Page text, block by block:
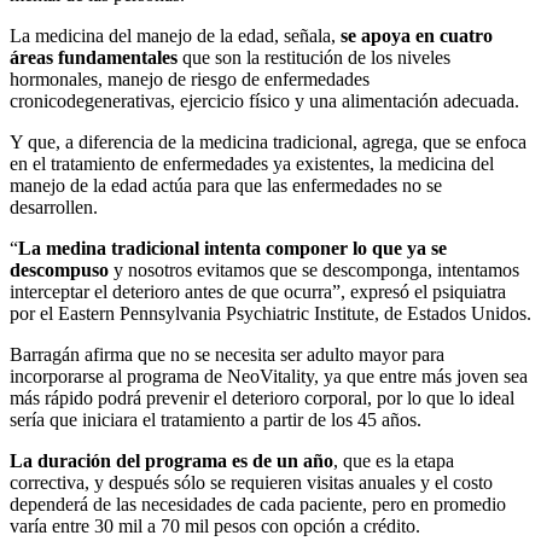
La medicina del manejo de la edad, señala, se apoya en cuatro
áreas fundamentales que son la restitución de los niveles
hormonales, manejo de riesgo de enfermedades
cronicodegenerativas, ejercicio físico y una alimentación adecuada.
Y que, a diferencia de la medicina tradicional, agrega, que se enfoca
en el tratamiento de enfermedades ya existentes, la medicina del
manejo de la edad actúa para que las enfermedades no se
desarrollen.
“La medina tradicional intenta componer lo que ya se
descompuso y nosotros evitamos que se descomponga, intentamos
interceptar el deterioro antes de que ocurra”, expresó el psiquiatra
por el Eastern Pennsylvania Psychiatric Institute, de Estados Unidos.
Barragán afirma que no se necesita ser adulto mayor para
incorporarse al programa de NeoVitality, ya que entre más joven sea
más rápido podrá prevenir el deterioro corporal, por lo que lo ideal
sería que iniciara el tratamiento a partir de los 45 años.
La duración del programa es de un año, que es la etapa
correctiva, y después sólo se requieren visitas anuales y el costo
dependerá de las necesidades de cada paciente, pero en promedio
varía entre 30 mil a 70 mil pesos con opción a crédito.